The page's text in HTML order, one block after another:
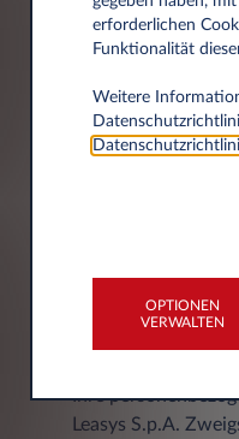
Stadt
Ihre
Leasys S.p.A.
erforderlichen
Funktionalität
Weitere
OPTIONEN
VERWALTEN